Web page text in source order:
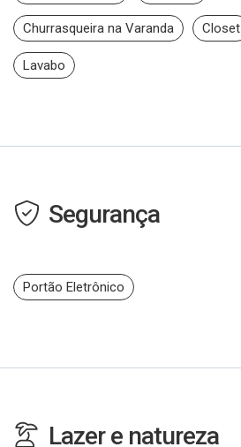
Churrasqueira na Varanda Closet
Lavabo
Segurança
Portão Eletrônico
Lazer e natureza